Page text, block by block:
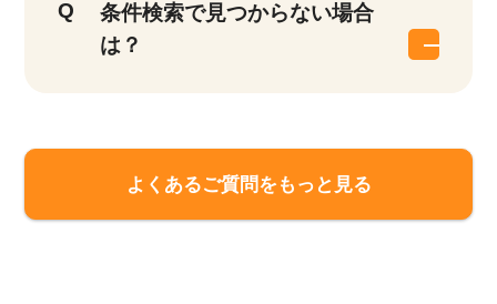
条件検索で見つからない場合
は？
よくあるご質問をもっと見る